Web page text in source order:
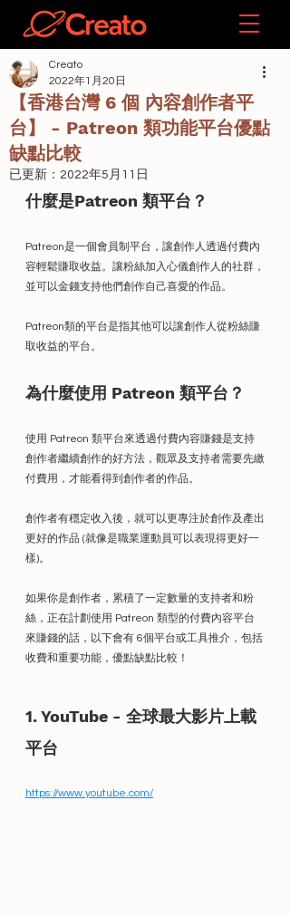
【香港台灣 6 個 內容創作者平
台】 - Patreon 類功能平台優點
缺點比較
Creato
2022年1月20日
已更新： 2022年5月11日
什麼是Patreon 類平台？
Patreon是一個會員制平台，讓創作人透過付費內
容輕鬆賺取收益。讓粉絲加入心儀創作人的社群，
並可以金錢支持他們創作自己喜愛的作品。
Patreon類的平台是指其他可以讓創作人從粉絲賺
取收益的平台。
為什麼使用 Patreon 類平台？
使用 Patreon 類平台來透過付費內容賺錢是支持
創作者繼續創作的好方法，觀眾及支持者需要先繳
付費用，才能看得到創作者的作品。
創作者有穩定收入後，就可以更專注於創作及產出
更好的作品 (就像是職業運動員可以表現得更好一
樣)。
如果你是創作者，累積了一定數量的支持者和粉
絲，正在計劃使用 Patreon 類型的付費內容平台
來賺錢的話，以下會有 6個平台或工具推介，包括
收費和重要功能，優點缺點比較！
1. YouTube - 全球最大影片上載
平台
https://www.youtube.com/